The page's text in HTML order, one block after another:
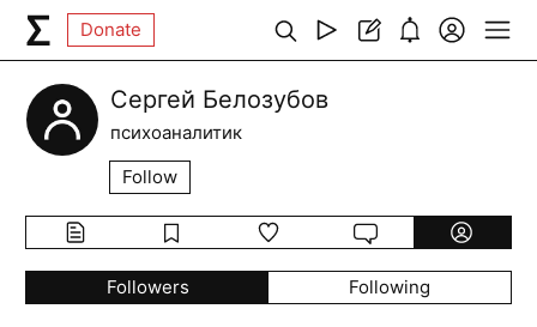
Donate
Сергей Белозубов
психоаналитик
Follow
Followers Following